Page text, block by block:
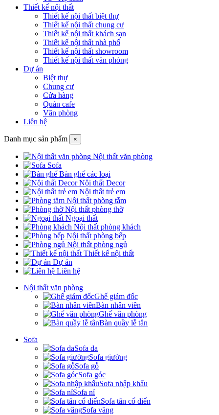
Thiết kế nội thất
Thiết kế nội thất biệt thự
Thiết kế nội thất chung cư
Thiết kế nội thất khách sạn
Thiết kế nội thất nhà phố
Thiết kế nội thất showroom
Thiết kế nội thất văn phòng
Dự án
Biệt thự
Chung cư
Cửa hàng
Quán cafe
Văn phòng
Liên hệ
Danh mục sản phẩm ×
Nội thất văn phòng
Sofa
Bàn ghế các loại
Nội thất Decor
Nội thất trẻ em
Nội thất phòng tắm
Nội thất phòng thờ
Ngoại thất
Nội thất phòng khách
Nội thất phòng bếp
Nội thất phòng ngủ
Thiết kế nội thất
Dự án
Liên hệ
Nội thất văn phòng
Ghế giám đốc
Bàn nhân viên
Ghế văn phòng
Bàn quầy lễ tân
Sofa
Sofa da
Sofa giường
Sofa gỗ
Sofa góc
Sofa nhập khẩu
Sofa nỉ
Sofa tân cổ điển
Sofa văng